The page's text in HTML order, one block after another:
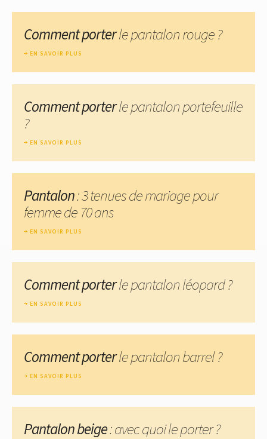
Comment porterle pantalon rouge ?
EN SAVOIR PLUS
Comment porterle pantalon portefeuille
?
EN SAVOIR PLUS
Pantalon: 3 tenues de mariage pour
femme de 70 ans
EN SAVOIR PLUS
Comment porterle pantalon léopard ?
EN SAVOIR PLUS
Comment porterle pantalon barrel ?
EN SAVOIR PLUS
Pantalon beige: avec quoi le porter ?